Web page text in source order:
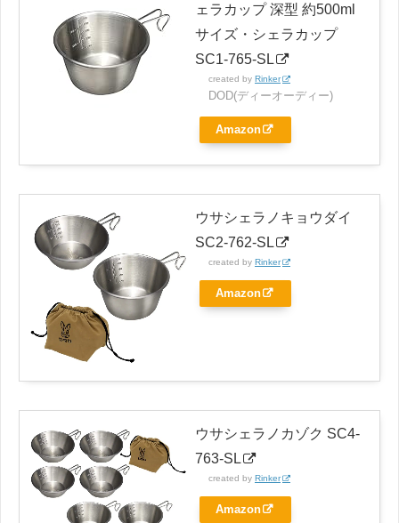
ェラカップ 深型 約500ml
サイズ・シェラカップ
SC1-765-SL
created by Rinker
DOD(ディーオーディー)
Amazon
ウサシェラノキョウダイ
SC2-762-SL
created by Rinker
Amazon
ウサシェラノカゾク SC4-
763-SL
created by Rinker
Amazon